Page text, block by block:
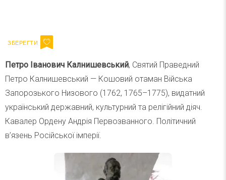
Петро Іванович Калнишевський, Святий Праведний
Петро Калнишевський — Кошовий отаман Війська
Запорозького Низового (1762, 1765–1775), видатний
український державний, культурний та релігійний діяч.
Кавалер Ордену Андрія Первозванного. Політичний
в’язень Російської імперії.